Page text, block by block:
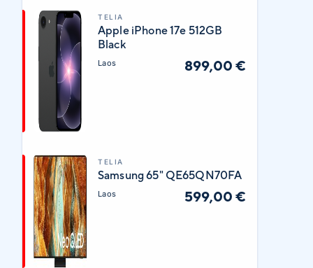
TELIA
Apple iPhone 17e 512GB
Black
Laos 899,00 €
TELIA
Samsung 65" QE65QN70FA
Laos 599,00 €